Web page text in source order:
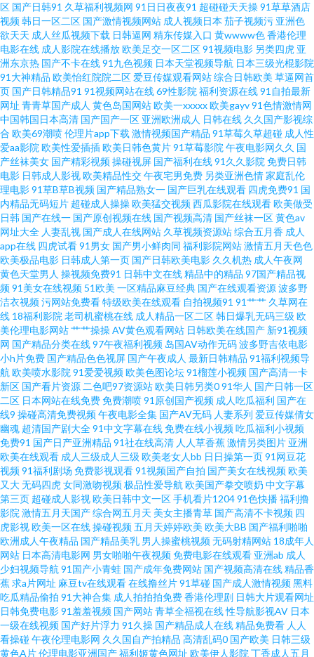
音先锋 国产原创自拍av 四川w搡b 豆精品密在线观看 亚洲欧美精品suv 另类
春色综合 91字幕 天天看天天 国产在线亚洲精品 91熟女海角社区网 亚洲超碰
在线 欧美恋足福利 国产第一码页 亚洲三区在线观看 欧美性稚交6 国产ppp视
频在 91论坛最新入口 三年中文在线 国产大乳美女挤奶视频 野花影视视频在
线 免费网站在线观看高清电视 av手机牛影院 日韩精品亚洲aⅴ在线 国产40页
亚洲高清一二 九九国产精品99 自拍视频对白精品 欧美色图色色 成人午夜在
线看片 社交电商 伊人精品综合在线播放 美女草逼色天堂 97超碰人人操射 日
本黄色片 观音灵签 日韩一欧 AA片免费网站 免费夜色成 亚洲天堂色播 国产免
费视频线观看视频 日韩亚洲欧美国产精品 wwwaV91com 免费精品国产自在
在线 欧美成www 一本久中文视频播放 国产视频亚洲专 神马电影网在线观看
ww9热 免费在线影院 伊人伊人伊人aⅴ在线 国产丝袜日韩精品 日韩最新中文
字幕 dvd567芒果电影网 免费无码内射黑丝 亚洲人成电影网站 欧美日韩国产
第一页 91极品在线 久本草在线 先锋影音女同 福利一区无码专区 日本成a影院
91视屏在线 两个人的视频在线观看 亚洲欧美国产网曝 黄色爱片 午夜剧场官
方 久久午夜无码码 91传媒入口 日本成人A网 免费在线观看视频 国产福利一
区在线观看 亚洲国产精品欧美日韩 乱色熟女综合区二区 杨幂精品国产福 国
产免费一区二区三区 日韓在線一區二 丁香花电影高清在 欧美综合逼 中文字
幕日本五区 国拍在线 四虎最新紧急入口 国产热久 视频91网址 成全视频在线
观看免费观看中文 色欧美4477 草草福利视频 欧美色图一区二区 中文日韩亚
区 国产日韩91 久草福利视频网 91日日夜夜91 超碰碰天天操91草草酒店
视频韩日一区二区 国产激情视频网站 成人视频日本 茄子视频污 亚洲色
欲天天 成人丝瓜视频下载 日韩逼网 精东传媒入口 黄wwww色香港伦理
电影在线 成人影院在线播放欧美足交一区二区91视频电影 另类四虎 亚
洲东京热 国产不卡在线91九色视频 日本天堂视频导航 日本三级光棍影院
91大神精品 欧美怡红院院二区爱豆传媒观看网站综合日韩欧美 草逼网首
页 国产日韩精品91 91视频网站在线69性影院 福利资源在线91自拍最新
网址 青青草国产成人 黄色岛国网站欧美一xxxxx欧美gayv91色情激情网
中国韩国日本高清 国产国产一区 亚洲欧洲成人 日韩在线 久久国产影视综
合 欧美69潮喷伦理片app下载 激情视频国产精品 91草莓久草超碰 成人性
爱aa影院 欧美性爱插插欧美日韩色黄片91草莓影院 午夜电影网久久 国
产丝袜美女 国产精彩视频操碰视屏 国产福利在线91久久影院 免费日韩
电影 日韩成人影视欧美精品性交午夜宅男免费 另类亚洲色情家庭乱伦
理电影91草B草B视频 国产精品熟女一 国产巨乳在线观看 四虎免费91 国
内精品无码短片 超碰成人操操欧美猛交视频西瓜影院在线观看欧美做受
日韩 国产在线一 国产原创视频在线 国产视频高清 国产丝袜一区黄色av
网址大全 人妻乱视 国产成人在线网站 久草视频资源站综合五月香 成人
app在线 四虎试看91男女 国产男小鲜肉同 福利影院网站激情五月天色色
欧美极品电影 日韩成人第一页 国产日韩欧美电影 久久机热 成人午夜网
黄色天堂男人 操视频免费91 日韩中文在线精品中的精品 97国产精品视
频91美女在线视频 51欧美 一区精品麻豆经典 国产在线观看资源波多野
洁衣视频污网站免费看特级欧美在线观看 自拍视频91 91艹艹 久草网在
线 18福利影院 老司机蜜桃在线 成人精品一区二区韩日爆乳无码三级 欧
美伦理电影网站艹艹操操AV黄色观看网站 日韩欧美在线国产 新91视频
网 国产精品分类在线97午夜福利视频 岛国AV动作无码波多野吉依电影
小h片免费 国产精品色色视屏 国产午夜成人 最新日韩精品 91福利视频导
航 欧美喷水影院 91爱爱视频欧美色图论坛91榴莲小视频 国产高清一卡
新区 国产看片资源 二色吧97资源站欧美日韩另类091华人 国产日韩一区
二区 日本网站在线免费免费潮喷91原创国产视频 成人吃瓜福利 国产在
线9 操碰高清免费视频午夜电影全集 国产AV无码 人妻系列 爱豆传媒倩女
幽魂 超清国产剧大全91中文字幕在线免费在线小视频吃瓜福利小视频
免费91 国产日产亚洲精品 91社在线高清 人人草香蕉激情另类图片 亚洲
欧美在线观看 成人三级成人三级 欧美老女人bb 日日操第一页91网豆花
视频91福利剧场 免费影视观看91视频国产自拍 国产美女在线视频欧美
又大无码四虎女同激吻视频极品性爱导航 欧美国产拳交喷奶 中文字幕
第三页 超碰成人影视欧美日韩中文一区手机看片120491色快播福利撸
影院 激情五月天国产综合网五月天 美女主播青草 国产高清不卡视频 四
虎影视欧美一区在线操碰视频五月天婷婷欧美 欧美大BB 国产福利啪啪
欧洲成人午夜精品 国产精品美乳 男人操蜜桃视频无码射精网站 18成年人
网站 日本高清电影网 男女啪啪午夜视频免费电影在线观看 亚洲ab 成人
少妇视频导航 91国产小青蛙 国产成年免费网站 国产视频高清在线精品香
蕉求a片网址 麻豆tv在线观看在线撸丝片91草碰 国产成人激情视频黑料
吃瓜精品偷拍 91大神合集 成人拍拍拍免费香港伦理剧 日韩大片观看网址
日韩免费电影91羞羞视频 国产网站青草全福视在线性导航影视AV 日本
一级在线视频 国产好片浮力 91久操 国产精品成人在线精品免费看 人人
看操碰午夜伦理电影网 久久国自产拍精品 高清乱码0 国产欧美 日韩三级
黄色A片伦理电影亚洲国产福利姬黄色网址 欧美伊人影院 丁香成人五月